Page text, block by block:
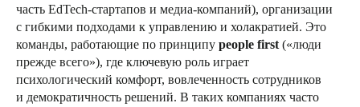
часть EdTech-стартапов и медиа-компаний), организации
с гибкими подходами к управлению и холакратией. Это
команды, работающие по принципу people first («люди
прежде всего»), где ключевую роль играет
психологический комфорт, вовлеченность сотрудников
и демократичность решений. В таких компаниях часто